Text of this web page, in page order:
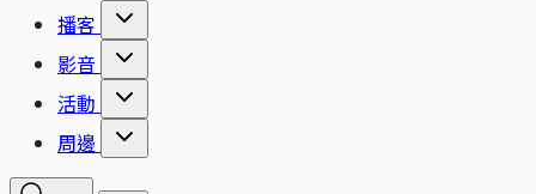
播客
影音
活動
周邊